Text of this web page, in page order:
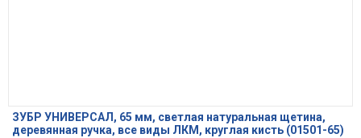
ЗУБР УНИВЕРСАЛ, 65 мм, светлая натуральная щетина,
деревянная ручка, все виды ЛКМ, круглая кисть (01501-65)